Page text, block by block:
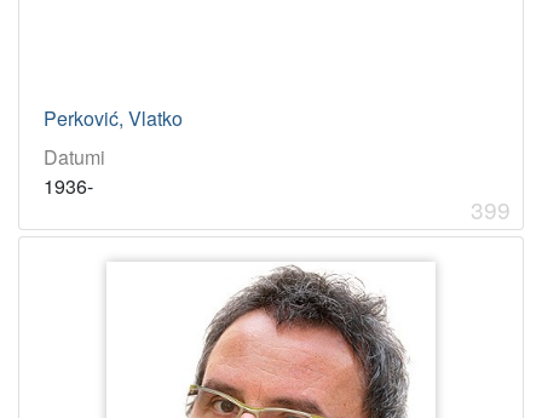
Perković, Vlatko
Datumi
1936-
399